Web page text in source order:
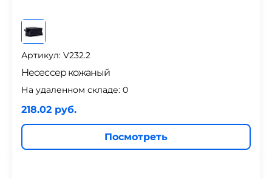
Артикул: V232.2
Несессер кожаный
На удаленном складе: 0
218.02 руб.
Посмотреть